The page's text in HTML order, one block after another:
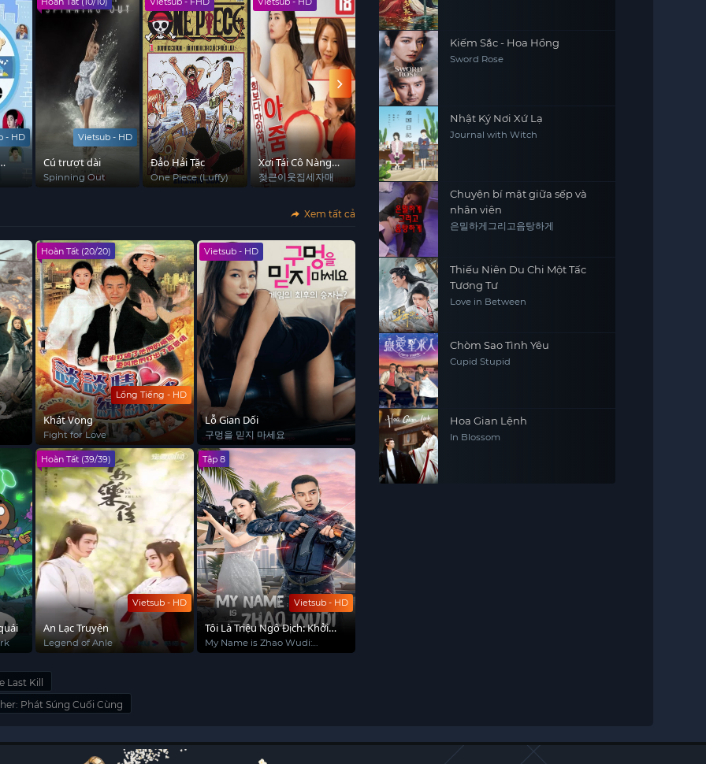
- HD Vietsub - HD
Cú trượt dài
Spinning Out
Đảo Hải Tặc
One Piece (Luffy)
Xơi Tái Cô Nàng
Azumi Xinh Đẹp
젖큰이웃집세자매
Vietsub - HD
Cạnh Tranh Thân
Thiện
Friendly Rivalry
Vietsub - HD
Xem tất cả
Lồng Tiếng - HD
Hoàn Tất (20/20)
Khát Vọng
Fight for Love
Vietsub - HD
Lỗ Gian Dối
구멍을 믿지 마세요
Vietsub - HD
Hoàn Tất (39/39)
An Lạc Truyện
Legend of Anle
Vietsub - HD
Tập 8
Tôi Là Triệu Ngô Địch: Khởi
Động Lại
My Name is Zhao Wudi:
Starting Over
Last Kill
Phát Súng Cuối Cùng
Kiếm Sắc - Hoa Hồng
Sword Rose
Nhật Ký Nơi Xứ Lạ
Journal with Witch
Chuyện bí mật giữa sếp và
nhân viên
은밀하게그리고음탕하게
Thiếu Niên Du Chi Một Tấc
Tương Tư
Love in Between
Chòm Sao Tình Yêu
Cupid Stupid
Hoa Gian Lệnh
In Blossom